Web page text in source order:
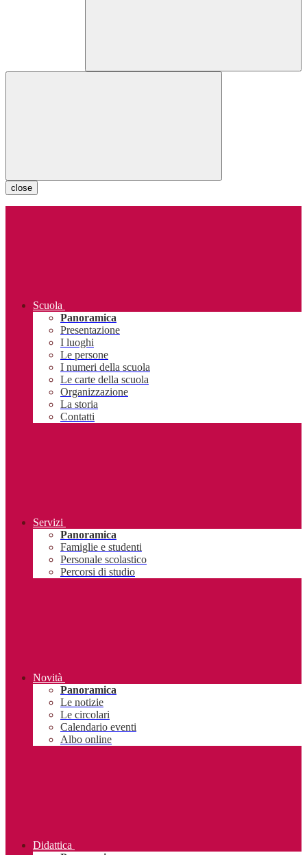
close
Scuola
Panoramica
Presentazione
I luoghi
Le persone
I numeri della scuola
Le carte della scuola
Organizzazione
La storia
Contatti
Servizi
Panoramica
Famiglie e studenti
Personale scolastico
Percorsi di studio
Novità
Panoramica
Le notizie
Le circolari
Calendario eventi
Albo online
Didattica